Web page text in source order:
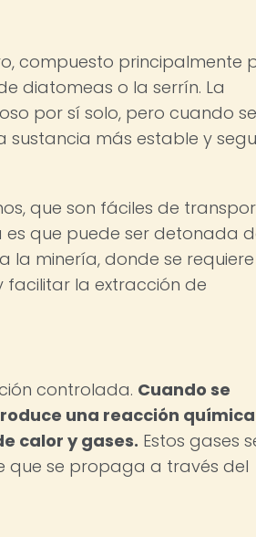
compuesto principalmente
diatomeas o la serrín. La
por sí solo, pero cuando se
sustancia más estable y
que son fáciles de
es que puede ser detonada
minería, donde se requiere
la extracción de
controlada. Cuando se
una reacción química
calor y gases. Estos gases
que se propaga a través del